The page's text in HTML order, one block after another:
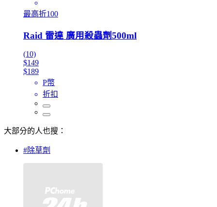
最高折100
Raid 雷達 廣用殺蟲劑500ml
(10)
$149
$189
P幣
折扣
大部分的人也搜：
#除草劑